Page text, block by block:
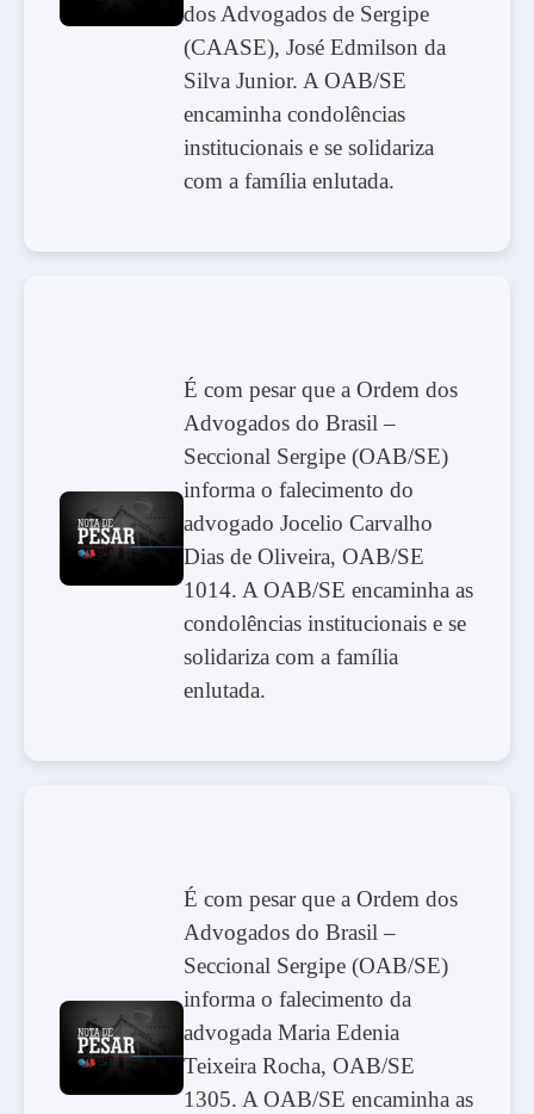
dos Advogados de Sergipe
(CAASE), José Edmilson da
Silva Junior. A OAB/SE
encaminha condolências
institucionais e se solidariza
com a família enlutada.
É com pesar que a Ordem dos
Advogados do Brasil –
Seccional Sergipe (OAB/SE)
informa o falecimento do
advogado Jocelio Carvalho
Dias de Oliveira, OAB/SE
1014. A OAB/SE encaminha as
condolências institucionais e se
solidariza com a família
enlutada.
É com pesar que a Ordem dos
Advogados do Brasil –
Seccional Sergipe (OAB/SE)
informa o falecimento da
advogada Maria Edenia
Teixeira Rocha, OAB/SE
1305. A OAB/SE encaminha as